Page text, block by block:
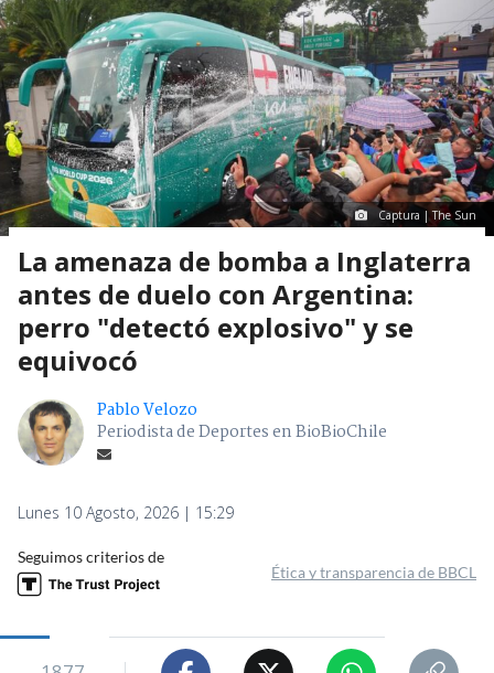
Captura | The Sun
La amenaza de bomba a Inglaterra
antes de duelo con Argentina:
perro "detectó explosivo" y se
equivocó
Pablo Velozo
Periodista de Deportes en BioBioChile
Lunes 10 Agosto, 2026 | 15:29
Seguimos criterios de
Ética y transparencia de BBCL